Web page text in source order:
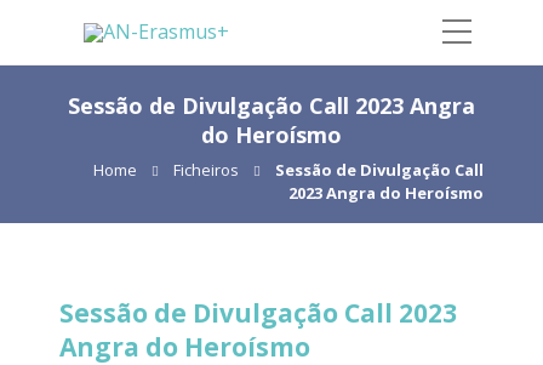
Sessão de Divulgação Call 2023 Angra
do Heroísmo
Home Ficheiros
Sessão de Divulgação Call
2023 Angra do Heroísmo
Sessão de Divulgação Call 2023
Angra do Heroísmo